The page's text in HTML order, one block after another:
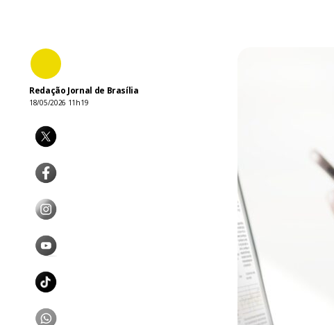
Redação Jornal de Brasília
18/05/2026 11h19